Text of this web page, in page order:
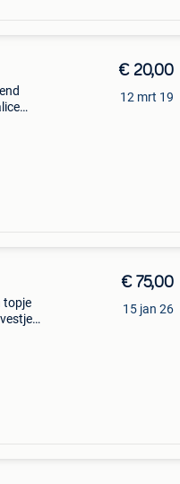
€ 20,00
12 mrt 19
topje
€ 75,00
15 jan 26